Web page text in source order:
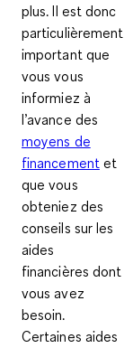
plus. Il est donc
particulièrement
important que
vous vous
informiez à
l’avance des
moyens de
financementet
que vous
obteniez des
conseils sur les
aides
financières dont
vous avez
besoin.
Certaines aides